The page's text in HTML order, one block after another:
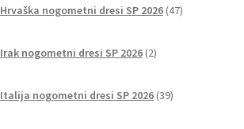
Hrvaška nogometni dresi SP 2026 47izdelkov
Irak nogometni dresi SP 2026 2izdelka
Italija nogometni dresi SP 2026 39izdelkov